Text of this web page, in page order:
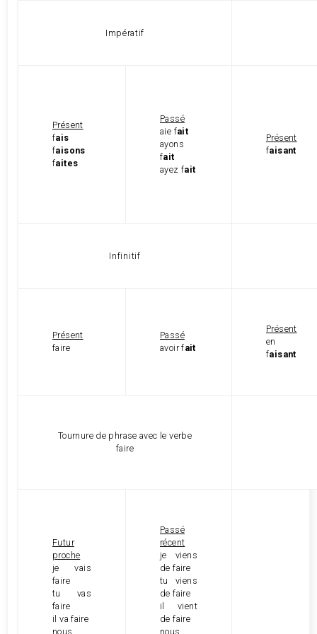
Impératif
Présent
fais
faisons
faites
Passé
aie fait
ayons
fait
ayez fait
Présent
faisant
Infinitif
Présent
faire
Passé
avoir fait
Présent
en
faisant
Tournure de phrase avec le verbe
faire
Futur
proche
je vais
faire
tu vas
faire
il va faire
nous
Passé
récent
je viens
de faire
tu viens
de faire
il vient
de faire
nous